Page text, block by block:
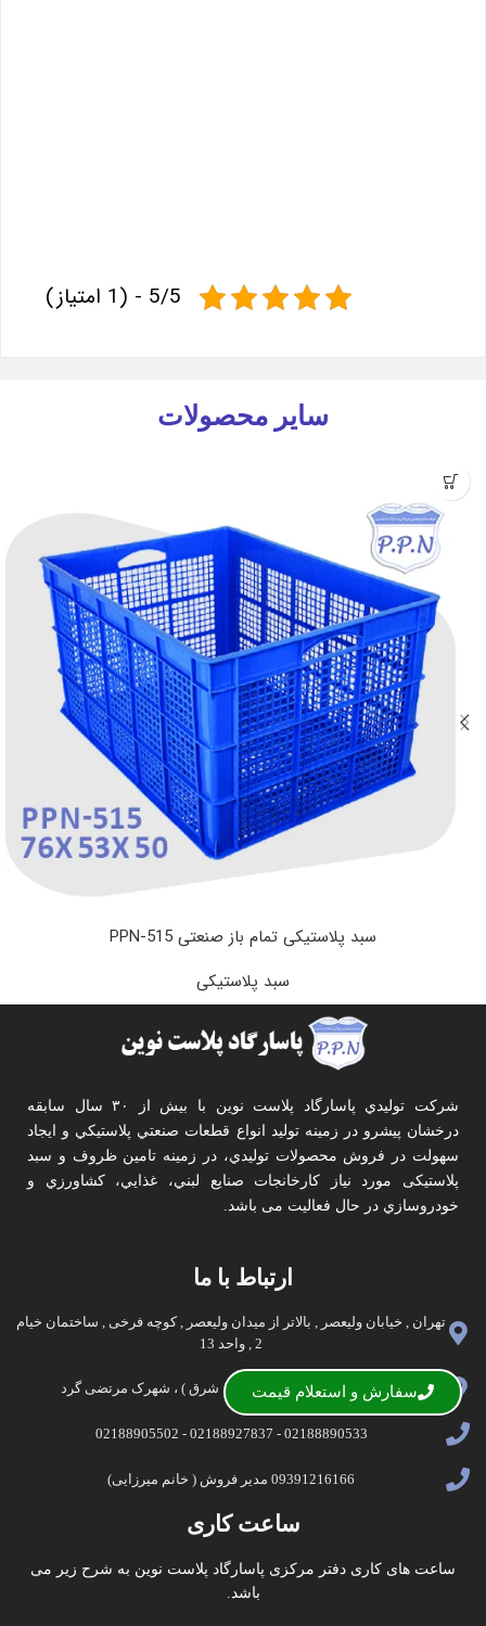
5/5 - (1 امتیاز)
سایر محصولات
سبد پلاستیکی تمام باز صنعتی PPN-515
سبد پلاستیکی
شرکت توليدي پاسارگاد پلاست نوين با بيش از ۳۰ سال سابقه
درخشان پيشرو در زمينه توليد انواع قطعات صنعتي پلاستيکي و ايجاد
سهولت در فروش محصولات توليدي، در زمينه تامين ظروف و سبد
پلاستیکی مورد نياز کارخانجات صنايع لبني، غذايي، کشاورزي و
خودروسازي در حال فعالیت می باشد.
ارتباط با ما
تهران , خیابان ولیعصر , بالاتر از میدان ولیعصر , کوچه فرخی , ساختمان خیام
2 , واحد 13
تهران , اتوبان آزادگان ( غرب به شرق ) ، شهرک مرتضی گرد
02188890533 - 02188927837 - 02188905502
09391216166 مدیر فروش ( خانم ميرزایی)
ساعت کاری
ساعت های کاری دفتر مرکزی پاسارگاد پلاست نوین به شرح زیر می
باشد.
سفارش و استعلام قیمت